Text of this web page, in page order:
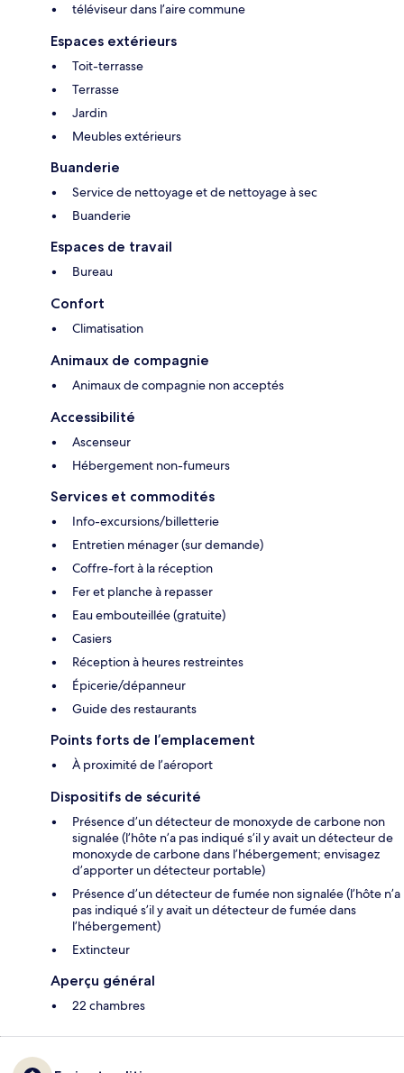
téléviseur dans l’aire commune
Espaces extérieurs
Toit-terrasse
Terrasse
Jardin
Meubles extérieurs
Buanderie
Service de nettoyage et de nettoyage à sec
Buanderie
Espaces de travail
Bureau
Confort
Climatisation
Animaux de compagnie
Animaux de compagnie non acceptés
Accessibilité
Ascenseur
Hébergement non-fumeurs
Services et commodités
Info-excursions/billetterie
Entretien ménager (sur demande)
Coffre-fort à la réception
Fer et planche à repasser
Eau embouteillée (gratuite)
Casiers
Réception à heures restreintes
Épicerie/dépanneur
Guide des restaurants
Points forts de l’emplacement
À proximité de l’aéroport
Dispositifs de sécurité
Présence d’un détecteur de monoxyde de carbone non
signalée (l’hôte n’a pas indiqué s’il y avait un détecteur de
monoxyde de carbone dans l’hébergement; envisagez
d’apporter un détecteur portable)
Présence d’un détecteur de fumée non signalée (l’hôte n’a
pas indiqué s’il y avait un détecteur de fumée dans
l’hébergement)
Extincteur
Aperçu général
22 chambres